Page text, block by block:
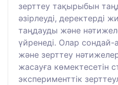
зерттеу тақырыбын
әзірлеуді, деректерді
таңдауды және
үйренеді. Олар сондай-
және зерттеу
жасауға көмектесетін
эксперименттік